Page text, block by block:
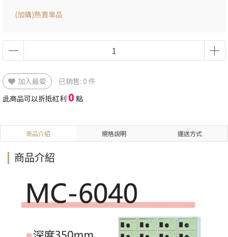
(加購)熱賣單品
加入最愛
已銷售: 0 件
此商品可以折抵紅利 0 點
商品介紹 規格說明 運送方式
商品介紹